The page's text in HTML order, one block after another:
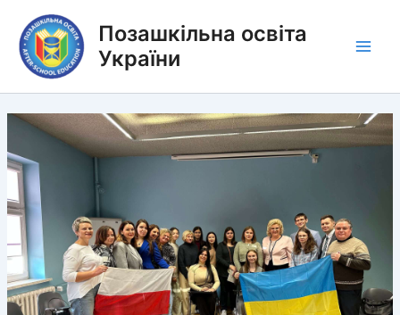
вмісту
Позашкільна освіта
України